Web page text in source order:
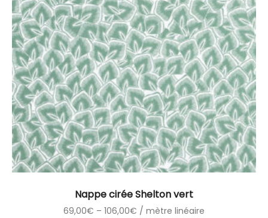
Nappe cirée Shelton vert
69,00€ – 106,00€ / mètre linéaire